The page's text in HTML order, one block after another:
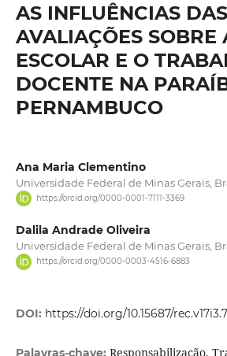
AS INFLUÊNCIAS DAS
AVALIAÇÕES SOBRE
ESCOLAR E O
DOCENTE NA
PERNAMBUCO
Ana Maria Clementino
Universidade Federal de Minas Gerais,
https://orcid.org/0000-0001-7111-3369
Dalila Andrade Oliveira
Universidade Federal de Minas Gerais,
https://orcid.org/0000-0003-4516-6883
DOI: https://doi.org/10.15687/
Palavras-chave: Responsabilização,